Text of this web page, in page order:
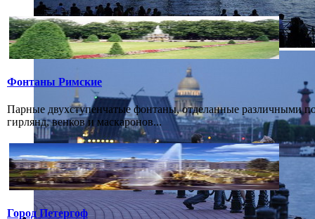
Фонтаны Римские
Парные двухступенчатые фонтаны, отделанные различными
гирлянд, венков и маскаронов...
Город Петергоф